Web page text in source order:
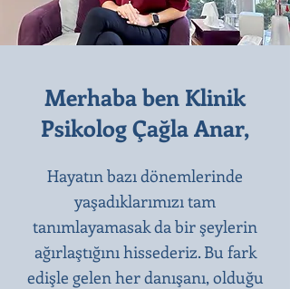
Merhaba ben Klinik
Psikolog Çağla Anar,
Hayatın bazı dönemlerinde
yaşadıklarımızı tam
tanımlayamasak da bir şeylerin
ağırlaştığını hissederiz. Bu fark
edişle gelen her danışanı, olduğu